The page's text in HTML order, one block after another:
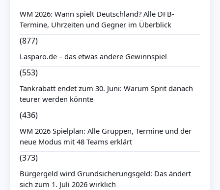
WM 2026: Wann spielt Deutschland? Alle DFB-
Termine, Uhrzeiten und Gegner im Überblick
(877)
Lasparo.de – das etwas andere Gewinnspiel
(553)
Tankrabatt endet zum 30. Juni: Warum Sprit danach
teurer werden könnte
(436)
WM 2026 Spielplan: Alle Gruppen, Termine und der
neue Modus mit 48 Teams erklärt
(373)
Bürgergeld wird Grundsicherungsgeld: Das ändert
sich zum 1. Juli 2026 wirklich